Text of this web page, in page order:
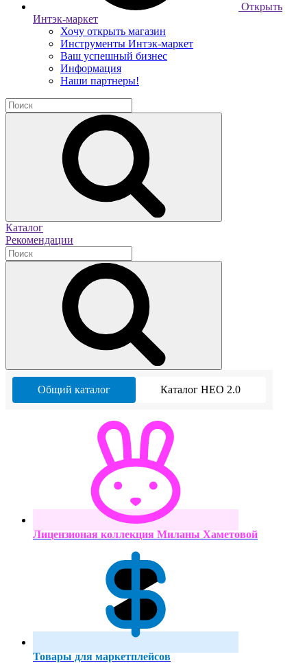
Открыть
Интэк-маркет
Хочу открыть магазин
Инструменты Интэк-маркет
Ваш успешный бизнес
Информация
Наши партнеры!
Каталог
Рекомендации
Общий каталог Каталог НЕО 2.0
Лицензионая коллекция Миланы Хаметовой
Товары для маркетплейсов